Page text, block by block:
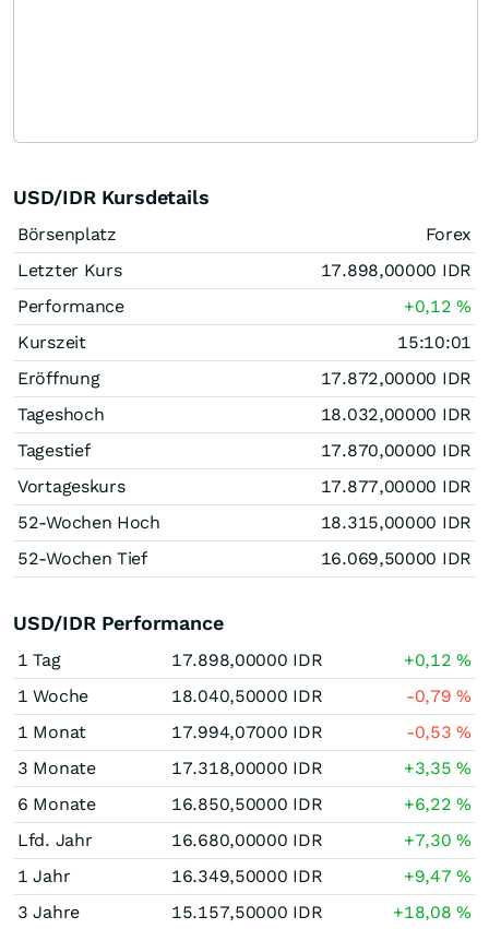
USD/IDR Kursdetails
Börsenplatz
Forex
Letzter Kurs
17.898,00000 IDR
Performance
+0,12%
Kurszeit
15:10:01
Eröffnung
17.872,00000 IDR
Tageshoch
18.032,00000 IDR
Tagestief
17.870,00000 IDR
Vortageskurs
17.877,00000 IDR
52-Wochen Hoch
18.315,00000 IDR
52-Wochen Tief
16.069,50000 IDR
USD/IDR Performance
1 Tag 17.898,00000 IDR +0,12%
1 Woche
18.040,50000 IDR -0,79%
1 Monat
17.994,07000 IDR -0,53%
3 Monate
17.318,00000 IDR +3,35%
6 Monate
16.850,50000 IDR +6,22%
Lfd. Jahr
16.680,00000 IDR +7,30%
1 Jahr
16.349,50000 IDR +9,47%
3 Jahre
15.157,50000 IDR +18,08%